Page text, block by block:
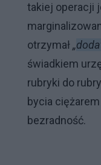
takiej operacji
otrzymał„
świadkiem
rubryki do
bycia
bezradność.